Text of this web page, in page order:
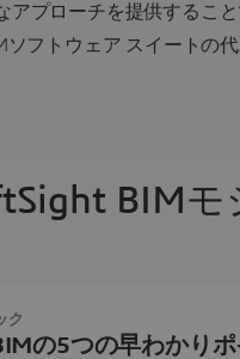
アプローチを提供するこ
ソフトウェア スイートの
BIMモ
ク
の5つの早わかりポ